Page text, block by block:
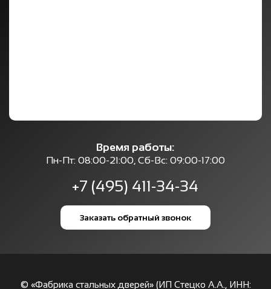
Время работы:
Пн-Пт: 08:00-21:00, Сб-Вс: 09:00-17:00
+7 (495) 411-34-34
Заказать обратный звонок
© «Фабрика стальных дверей» (ИП Стецко А.А., ИНН: